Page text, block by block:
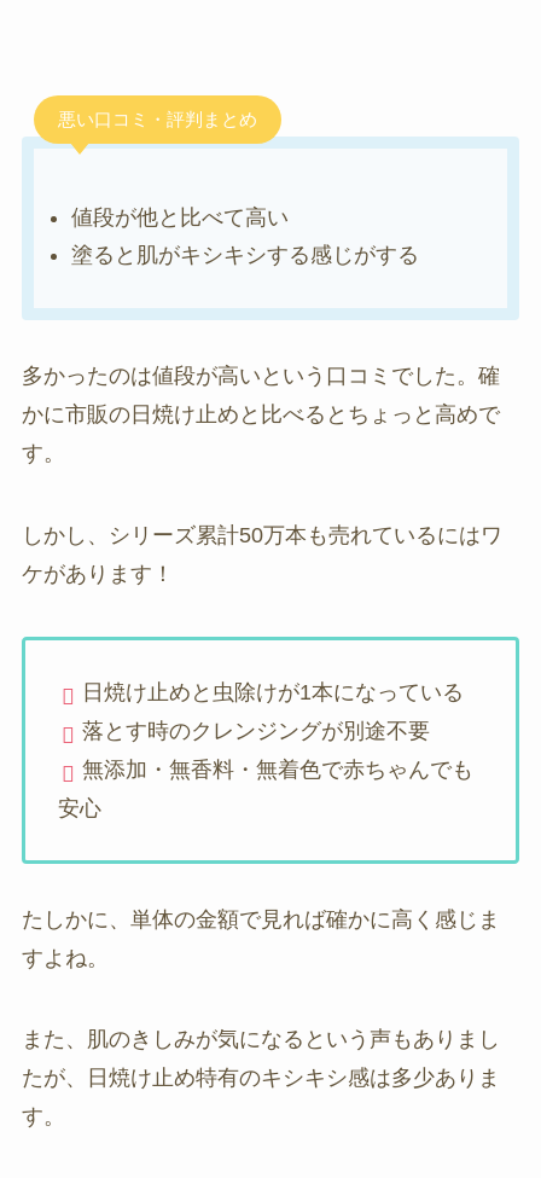
悪い口コミ・評判まとめ
値段が他と比べて高い
塗ると肌がキシキシする感じがする
多かったのは値段が高いという口コミでした。確
かに市販の日焼け止めと比べるとちょっと高めで
す。
しかし、シリーズ累計50万本も売れているにはワ
ケがあります！
日焼け止めと虫除けが1本になっている
落とす時のクレンジングが別途不要
無添加・無香料・無着色で赤ちゃんでも
安心
たしかに、単体の金額で見れば確かに高く感じま
すよね。
また、肌のきしみが気になるという声もありまし
たが、日焼け止め特有のキシキシ感は多少ありま
す。